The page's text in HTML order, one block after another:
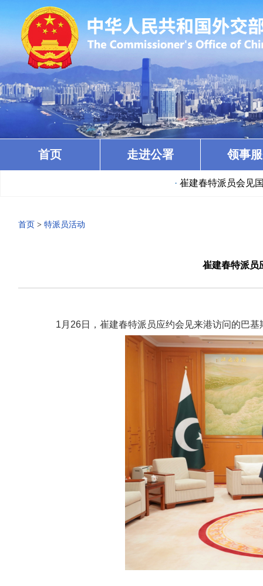
首页 走进公署 领事
崔建春特派员会见国际
首页 > 特派员活动
崔建春特派员
1月26日，崔建春特派员应约会见来港访问的巴